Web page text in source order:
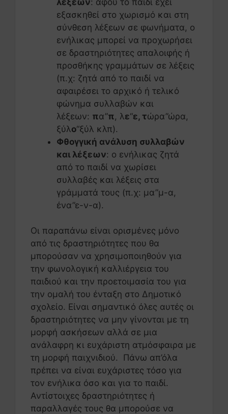
εξασκηθεί στο χωρισμό και στη
σύνθεση λέξεων σε φωνήματα, ο
ενήλικας μπορεί να προχωρήσει
σε δραστηριότητες απαλοιφής ή
προσθήκης γραμμάτων σε λέξεις
(π.χ: ζητά από το παιδί να
αφαιρέσει το αρχικό ή τελικό
φώνημα συλλαβών και
λέξεων: πα”π, λε“ε, τώρα”ώρα,
ξύλο“ξύλ κλπ).
Φθογγική ανάλυση συλλαβών
και λέξεων: ο ενήλικας ζητά
από το παιδί να χωρίσει
συλλαβές και λέξεις στα
γράμματά τους (π.χ: μα”μ-α,
ένα”ε-ν-α).
Οι παραπάνω είναι ορισμένες μόνο
από τις δραστηριότητες που θα
μπορούσαν να χρησιμοποιηθούν για
την φωνολογική καλλιέργεια του
παιδιού και την προετοιμασία του για
την ομαλή του ένταξη στο Δημοτικό
σχολείο. Είναι σημαντικό όλες αυτές οι
δραστηριότητες να μην γίνονται με τη
μορφή ασκήσεων αλλά σε μια
ανάλαφρη κι ευχάριστη ατμόσφαιρα με
τη μορφή παιχνιδιού. Πάνω απ’όλα
πρέπει να είναι ευχάριστες τόσο για
τον ενήλικα όσο και για το παιδί.
Αντίστοιχες δραστηριότητες ή
παραλλαγές τους θα μπορούσε να